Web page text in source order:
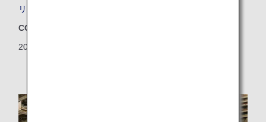
リブレットフィルムを本格導入した飛行機の初就航
CO2排出量削減
2024/09/19